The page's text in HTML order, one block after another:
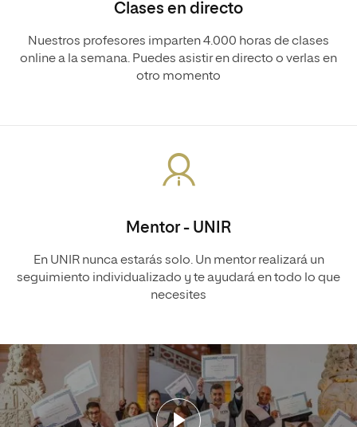
Clases en directo
Nuestros profesores imparten 4.000 horas de clases
online a la semana. Puedes asistir en directo o verlas en
otro momento
Mentor - UNIR
En UNIR nunca estarás solo. Un mentor realizará un
seguimiento individualizado y te ayudará en todo lo que
necesites